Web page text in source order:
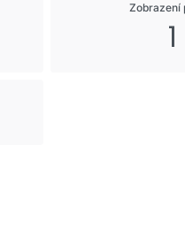
Zobrazení
1